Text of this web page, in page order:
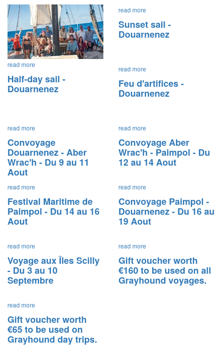
read more
Half-day sail -
Douarnenez
read more
Sunset sail -
Douarnenez
read more
Feu d'artifices -
Douarnenez
read more
Convoyage
Douarnenez - Aber
Wrac'h - Du 9 au 11
Aout
read more
Convoyage Aber
Wrac'h - Paimpol - Du
12 au 14 Aout
read more
Festival Maritime de
Paimpol - Du 14 au 16
Aout
read more
Convoyage Paimpol -
Douarnenez - Du 16 au
19 Aout
read more
Voyage aux Îles Scilly
- Du 3 au 10
Septembre
read more
Gift voucher worth
€160 to be used on all
Grayhound voyages.
read more
Gift voucher worth
€65 to be used on
Grayhound day trips.